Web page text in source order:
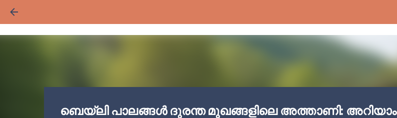
ബെയ്‌ലി പാലങ്ങൾ ദുരന്ത മുഖങ്ങളിലെ അത്താണി: അറിയാം